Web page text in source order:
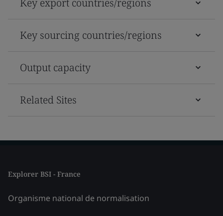
Key sourcing countries/regions
Output capacity
Related Sites
Explorer BSI - France
Organisme national de normalisation